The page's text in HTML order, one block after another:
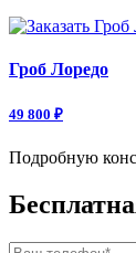
Гроб Лоредо
49 800 ₽
Подробную